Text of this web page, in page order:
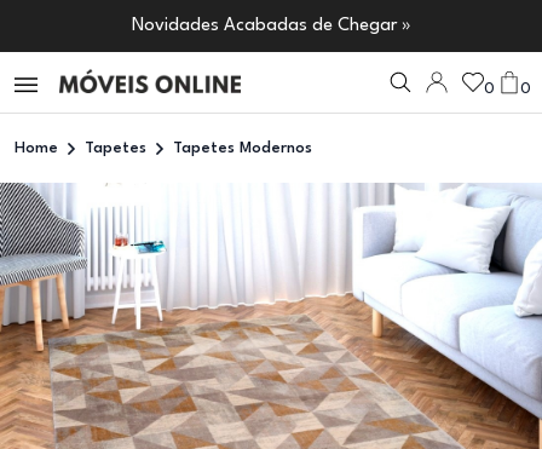
Novidades Acabadas de Chegar »
0 0
Home Tapetes Tapetes Modernos